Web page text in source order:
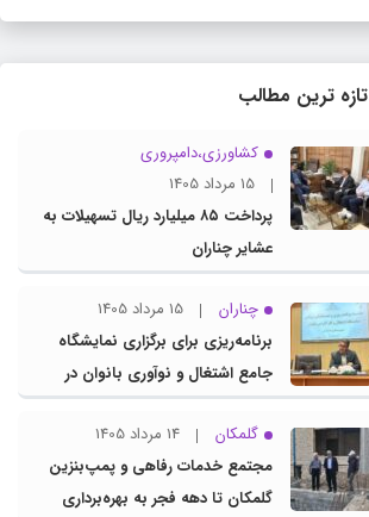
تازه ترین مطالب
کشاورزی،دامپروری
15 مرداد 1405
پرداخت ۸۵ میلیارد ریال تسهیلات به
عشایر چناران
چناران
15 مرداد 1405
برنامه‌ریزی برای برگزاری نمایشگاه
جامع اشتغال و نوآوری بانوان در
چناران
گلمکان
14 مرداد 1405
مجتمع خدمات رفاهی و پمپ‌بنزین
گلمکان تا دهه فجر به بهره‌برداری